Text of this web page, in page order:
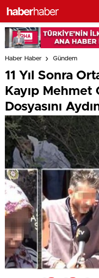
Haber Haber Gündem
11 Yıl Sonra
Kayıp Mehmet
Dosyasını